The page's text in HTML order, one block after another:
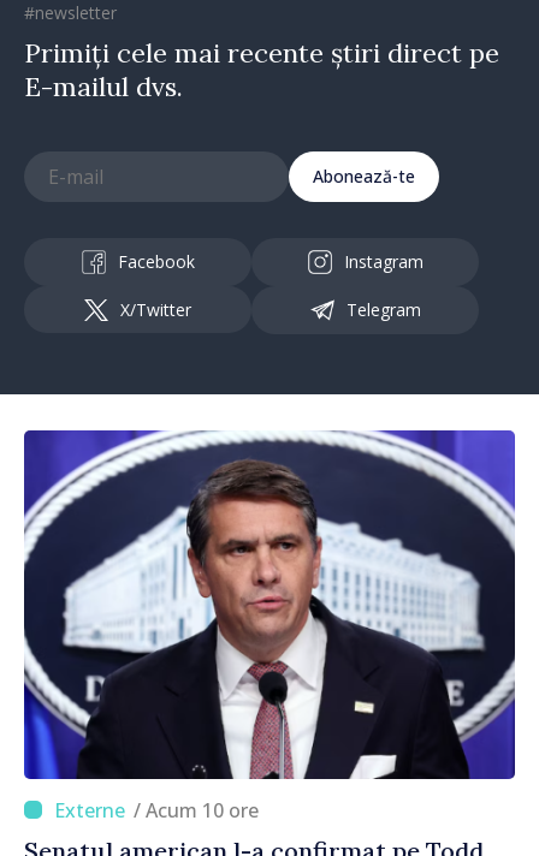
#newsletter
Primiți cele mai recente știri direct pe
E-mailul dvs.
Abonează-te
Facebook Instagram
X/Twitter Telegram
/ Acum 10 ore